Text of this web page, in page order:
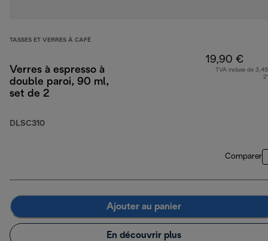
TASSES ET VERRES À CAFÉ
Verres à espresso à
double paroi, 90 ml,
set de 2
DLSC310
19,90 €
TVA incluse de
Comparer
Ajouter au panier
En découvrir plus